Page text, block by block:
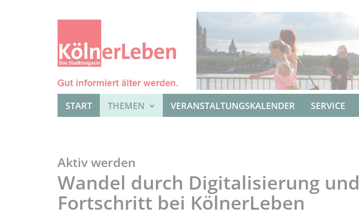
START THEMEN VERANSTALTUNGSKALENDER SERVICE
Aktiv werden
Wandel durch Digitalisierung und
Fortschritt bei KölnerLeben